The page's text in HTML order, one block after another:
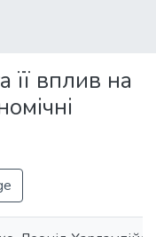
її вплив на